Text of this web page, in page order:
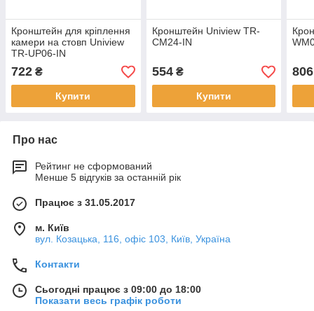
Кронштейн для кріплення
камери на стовп Uniview
TR-UP06-IN
722 ₴
Купити
Кронштейн Uniview TR-
CM24-IN
554₴
Купити
806
Про нас
Рейтинг не сформований
Менше 5 відгуків за останній рік
Працює з 31.05.2017
м. Київ
вул. Козацька, 116, офіс 103, Київ, Україна
Контакти
Сьогодні працює з 09:00 до 18:00
Показати весь графік роботи